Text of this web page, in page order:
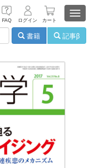
FAQ ログイン カート
書籍
記事β